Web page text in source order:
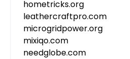
hometricks.org
leathercraftpro.com
microgridpower.org
mixiqo.com
needglobe.com